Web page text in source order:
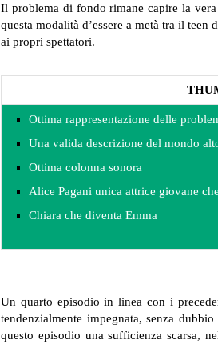
Il problema di fondo rimane capire la
questa modalità d’essere a metà tra il
ai propri spettatori.
Ottima rappresentazione delle
Una valida descrizione del mondo
Ottima colonna sonora
Alice Pagani unica attrice giovane
Chiara che diventa Emma
Un quarto episodio in linea con i
tendenzialmente impegnata, senza
questo episodio una sufficienza scarsa,